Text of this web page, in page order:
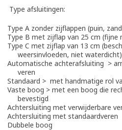
Type afsluitingen:
Type A zonder zijflappen (puin,
Type B met zijflap van 25 cm (fijne
Type C met zijflap van 13 cm
weersinvloeden, niet waterdicht)
Automatische achterafsluiting >
veren
Standaard > met handmatige rol
Vaste boog > met een boog die
bevestigd
Achtersluiting met verwijderbare
Achtersluiting met standaardveren
Dubbele boog